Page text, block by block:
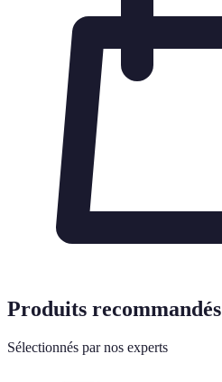
Produits recommandés
Sélectionnés par nos experts